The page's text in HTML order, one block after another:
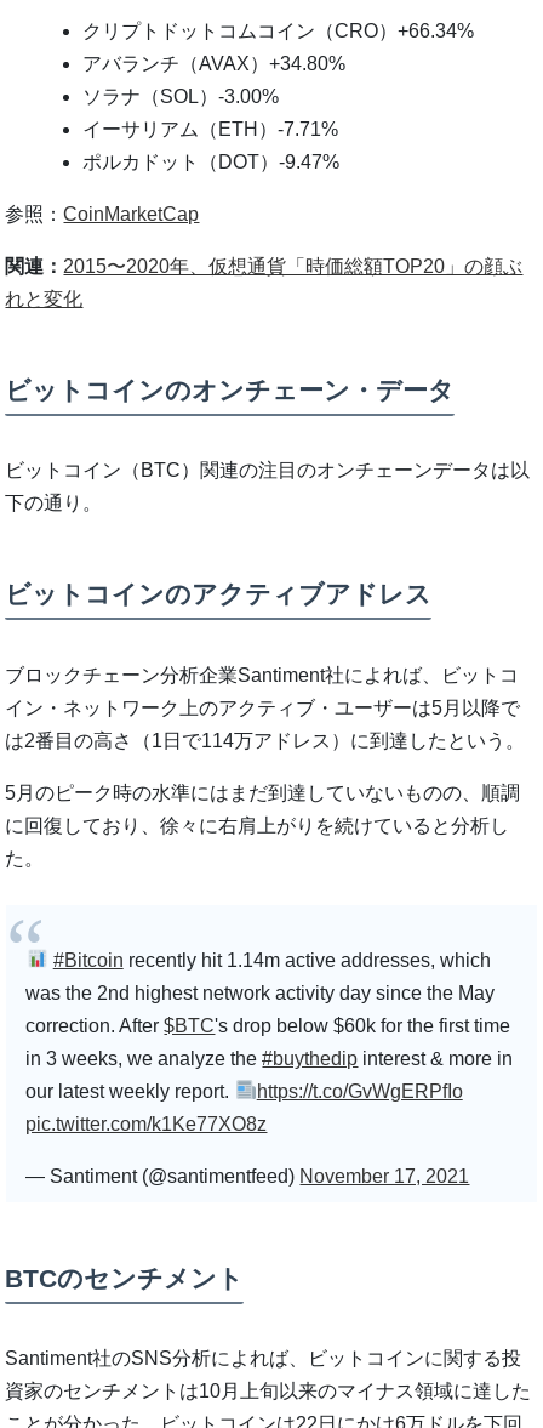
クリプトドットコムコイン（CRO）+66.34%
アバランチ（AVAX）+34.80%
ソラナ（SOL）-3.00%
イーサリアム（ETH）-7.71%
ポルカドット（DOT）-9.47%
参照：CoinMarketCap
関連： 2015〜2020年、仮想通貨「時価総額TOP20」の顔ぶ
れと変化
ビットコインのオンチェーン・データ
ビットコイン（BTC）関連の注目のオンチェーンデータは以
下の通り。
ビットコインのアクティブアドレス
ブロックチェーン分析企業Santiment社によれば、ビットコ
イン・ネットワーク上のアクティブ・ユーザーは5月以降で
は2番目の高さ（1日で114万アドレス）に到達したという。
5月のピーク時の水準にはまだ到達していないものの、順調
に回復しており、徐々に右肩上がりを続けていると分析し
た。
#Bitcoin recently hit 1.14m active addresses, which
was the 2nd highest network activity day since the May
correction. After$BTC's drop below $60k for the first time
in 3 weeks, we analyze the#buythedip interest & more in
our latest weekly report.
https://t.co/GvWgERPfIo
pic.twitter.com/k1Ke77XO8z
— Santiment (@santimentfeed) November 17, 2021
BTCのセンチメント
Santiment社のSNS分析によれば、ビットコインに関する投
資家のセンチメントは10月上旬以来のマイナス領域に達した